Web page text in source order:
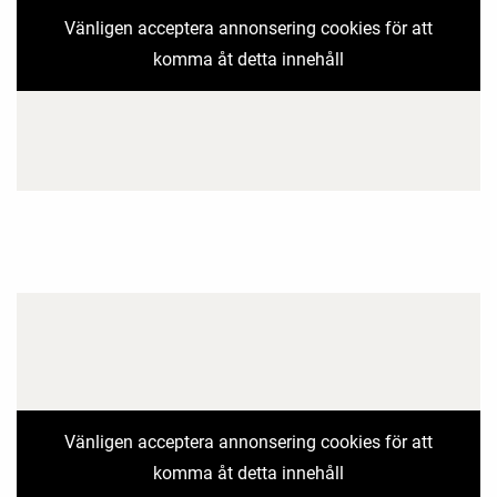
Vänligen acceptera annonsering cookies för att
komma åt detta innehåll
Vänligen acceptera annonsering cookies för att
komma åt detta innehåll